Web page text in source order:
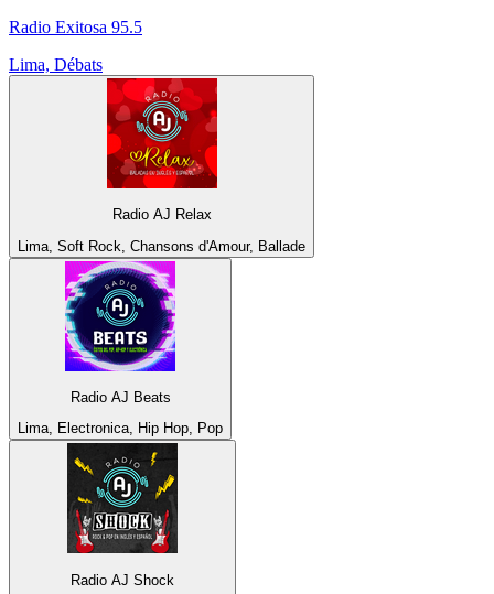
Radio Exitosa 95.5
Lima, Débats
Radio AJ Relax
Lima, Soft Rock, Chansons d'Amour, Ballade
Radio AJ Beats
Lima, Electronica, Hip Hop, Pop
Radio AJ Shock